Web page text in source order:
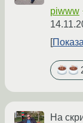
piwww
На